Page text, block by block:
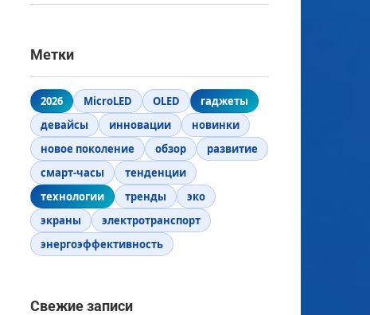
Метки
2026 MicroLED OLED
гаджеты
девайсы
инновации
новинки
новое поколение
обзор
развитие
смарт-часы
тенденции
технологии
тренды
эко
экраны
электротранспорт
энергоэффективность
Свежие записи